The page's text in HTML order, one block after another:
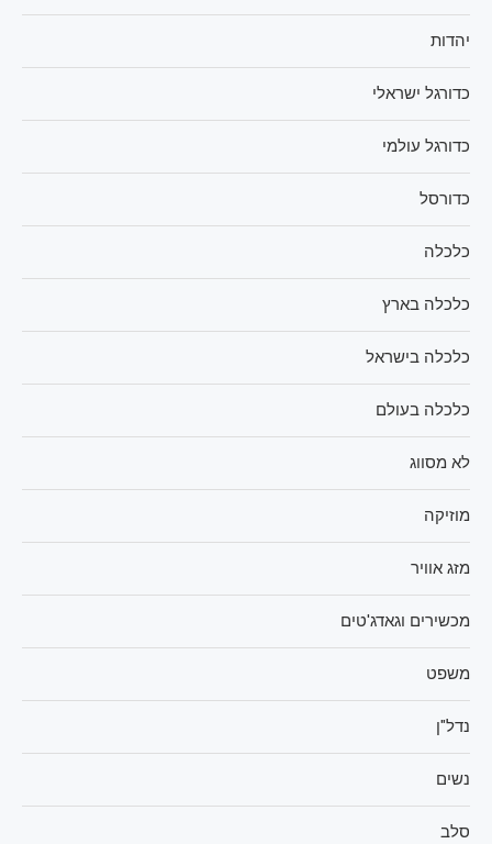
יהדות
כדורגל ישראלי
כדורגל עולמי
כדורסל
כלכלה
כלכלה בארץ
כלכלה בישראל
כלכלה בעולם
לא מסווג
מוזיקה
מזג אוויר
מכשירים וגאדג'טים
משפט
נדל"ן
נשים
סלב